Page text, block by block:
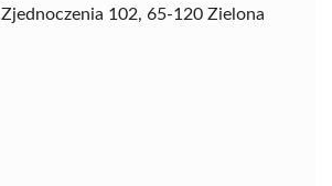
Zjednoczenia 102, 65-120 Zielona